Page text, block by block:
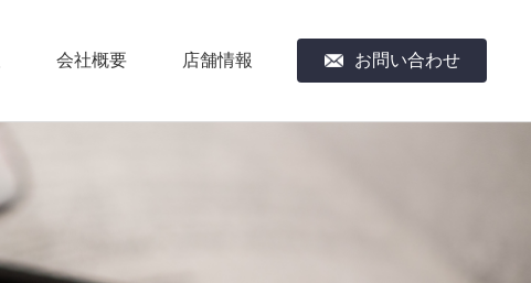
会社概要 店舗情報 お問い合わせ